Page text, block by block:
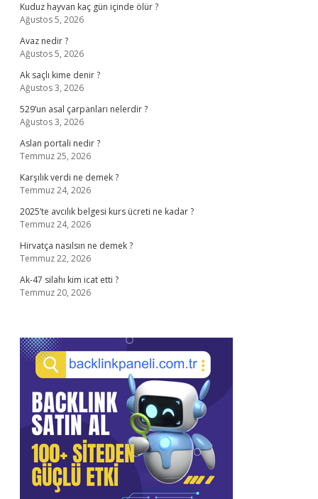
Kuduz hayvan kaç gün içinde ölür ?
Ağustos 5, 2026
Avaz nedir ?
Ağustos 5, 2026
Ak saçlı kime denir ?
Ağustos 3, 2026
529’un asal çarpanları nelerdir ?
Ağustos 3, 2026
Aslan portali nedir ?
Temmuz 25, 2026
Karşılık verdi ne demek ?
Temmuz 24, 2026
2025’te avcılık belgesi kurs ücreti ne kadar ?
Temmuz 24, 2026
Hirvatça nasılsın ne demek ?
Temmuz 22, 2026
Ak-47 silahı kim icat etti ?
Temmuz 20, 2026